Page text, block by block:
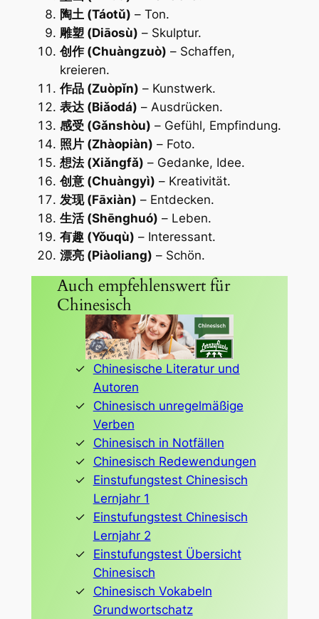
陶土 (Táotǔ) – Ton.
雕塑 (Diāosù) – Skulptur.
创作 (Chuàngzuò) – Schaffen,
kreieren.
作品 (Zuòpǐn) – Kunstwerk.
表达 (Biǎodá) – Ausdrücken.
感受 (Gǎnshòu) – Gefühl, Empfindung.
照片 (Zhàopiàn) – Foto.
想法 (Xiǎngfǎ) – Gedanke, Idee.
创意 (Chuàngyì) – Kreativität.
发现 (Fāxiàn) – Entdecken.
生活 (Shēnghuó) – Leben.
有趣 (Yǒuqù) – Interessant.
漂亮 (Piàoliang) – Schön.
Auch empfehlenswert für
Chinesisch
Chinesische Literatur und
Autoren
Chinesisch unregelmäßige
Verben
Chinesisch in Notfällen
Chinesisch Redewendungen
Einstufungstest Chinesisch
Lernjahr 1
Einstufungstest Chinesisch
Lernjahr 2
Einstufungstest Übersicht
Chinesisch
Chinesisch Vokabeln
Grundwortschatz